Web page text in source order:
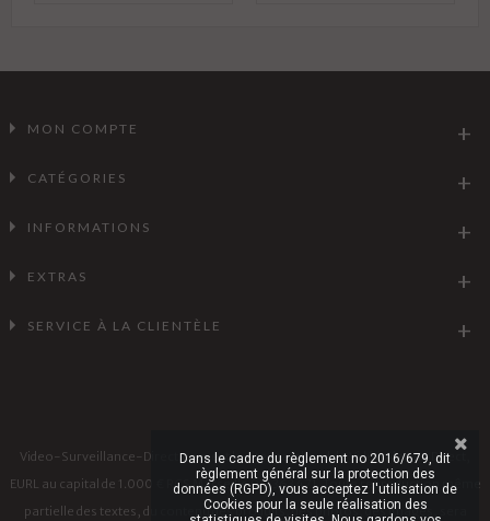
MON COMPTE
CATÉGORIES
INFORMATIONS
EXTRAS
SERVICE À LA CLIENTÈLE
Video-Surveillance-Direct.com est le site marchand de Vidéo Alarme Direct,
EURL au capital de 1.000 € RCS Marseille 911 363 471. Toute reproduction même
partielle des textes, du contenu des produits, des photos, des images, sera
Dans le cadre du règlement no 2016/679, dit
règlement général sur la protection des
données (RGPD), vous acceptez l'utilisation de
Cookies pour la seule réalisation des